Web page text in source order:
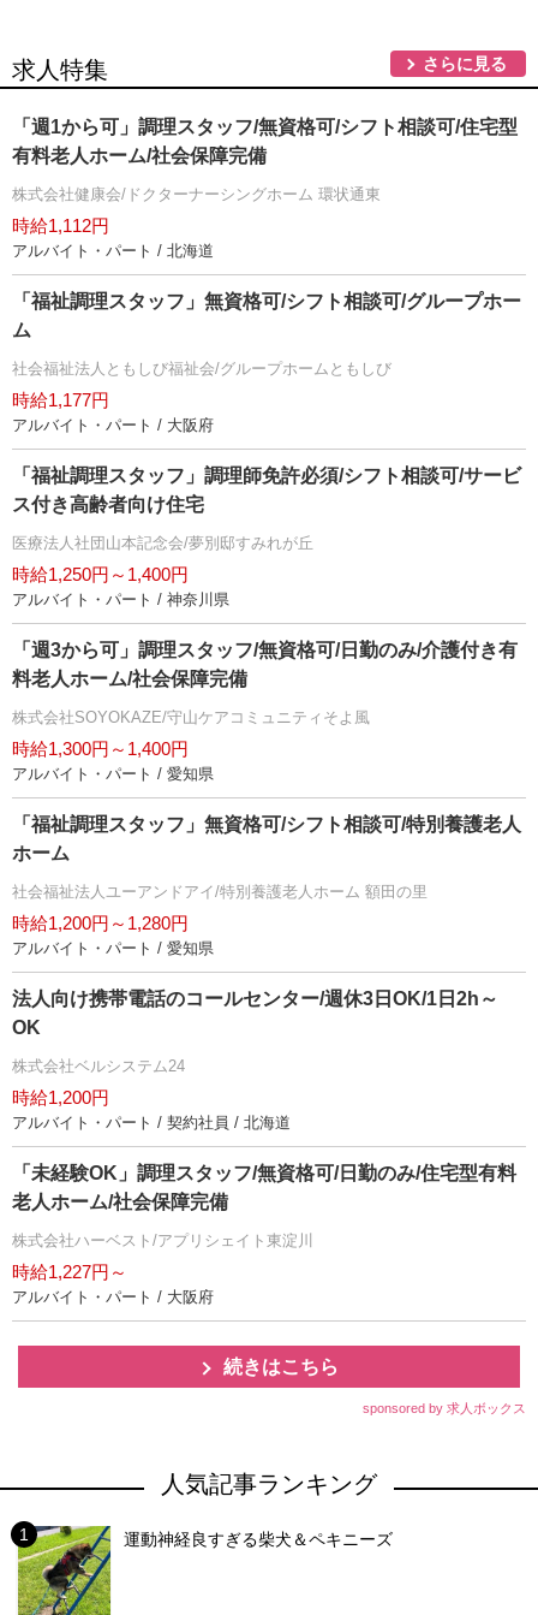
求人特集 さらに見る
「週1から可」調理スタッフ/無資格可/シフト相談可/住宅型
有料老人ホーム/社会保障完備
株式会社健康会/ドクターナーシングホーム 環状通東
時給1,112円
アルバイト・パート / 北海道
「福祉調理スタッフ」無資格可/シフト相談可/グループホー
ム
社会福祉法人ともしび福祉会/グループホームともしび
時給1,177円
アルバイト・パート / 大阪府
「福祉調理スタッフ」調理師免許必須/シフト相談可/サービ
ス付き高齢者向け住宅
医療法人社団山本記念会/夢別邸すみれが丘
時給1,250円～1,400円
アルバイト・パート / 神奈川県
「週3から可」調理スタッフ/無資格可/日勤のみ/介護付き有
料老人ホーム/社会保障完備
株式会社SOYOKAZE/守山ケアコミュニティそよ風
時給1,300円～1,400円
アルバイト・パート / 愛知県
「福祉調理スタッフ」無資格可/シフト相談可/特別養護老人
ホーム
社会福祉法人ユーアンドアイ/特別養護老人ホーム 額田の里
時給1,200円～1,280円
アルバイト・パート / 愛知県
法人向け携帯電話のコールセンター/週休3日OK/1日2h～
OK
株式会社ベルシステム24
時給1,200円
アルバイト・パート / 契約社員 / 北海道
「未経験OK」調理スタッフ/無資格可/日勤のみ/住宅型有料
老人ホーム/社会保障完備
株式会社ハーベスト/アプリシェイト東淀川
時給1,227円～
アルバイト・パート / 大阪府
続きはこちら
sponsored by 求人ボックス
人気記事ランキング
運動神経良すぎる柴犬＆ペキニーズ